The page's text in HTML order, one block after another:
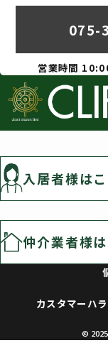
075-
営業時間
入居者様は
仲介業者様
カスタマーハ
©